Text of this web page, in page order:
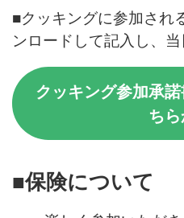
■クッキングに参加され
ンロードして記入し、当
クッキング参加承
ち
■保険について